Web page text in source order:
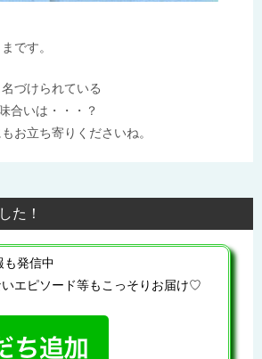
です。
づけられている
合いは・・・？
お立ち寄りくださいね。
た！
も発信中
エピソード等もこっそりお届け♡